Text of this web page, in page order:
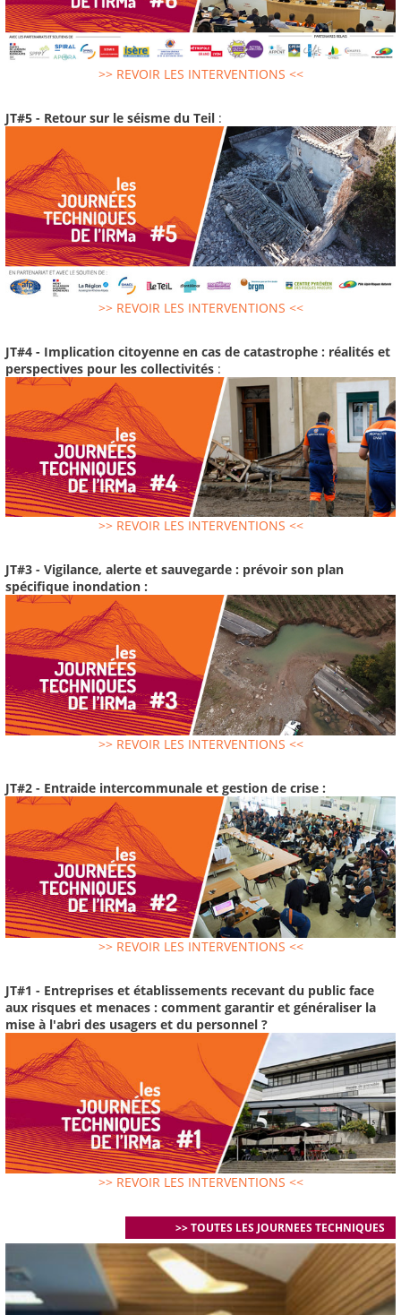
>> REVOIR LES INTERVENTIONS <<
JT#5 - Retour sur le séisme du Teil :
>> REVOIR LES INTERVENTIONS <<
JT#4 - Implication citoyenne en cas de catastrophe : réalités et
perspectives pour les collectivités :
>> REVOIR LES INTERVENTIONS <<
JT#3 - Vigilance, alerte et sauvegarde : prévoir son plan
spécifique inondation :
>> REVOIR LES INTERVENTIONS <<
JT#2 - Entraide intercommunale et gestion de crise :
>> REVOIR LES INTERVENTIONS <<
JT#1 - Entreprises et établissements recevant du public face
aux risques et menaces : comment garantir et généraliser la
mise à l'abri des usagers et du personnel ?
>> REVOIR LES INTERVENTIONS <<
>> TOUTES LES JOURNEES TECHNIQUES